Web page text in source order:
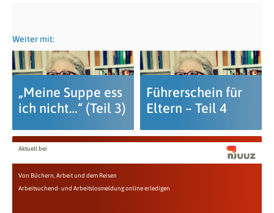
Weiter mit:
„Meine Suppe ess
ich nicht…“ (Teil 3)
Führerschein für
Eltern – Teil 4
Aktuell bei
Von Büchern, Arbeit und dem Reisen
Arbeitsuchend- und Arbeitslosmeldung online erledigen